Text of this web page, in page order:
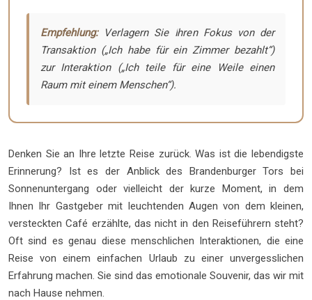
Empfehlung:Verlagern Sie Ihren Fokus von der
Transaktion („Ich habe für ein Zimmer bezahlt“)
zur Interaktion („Ich teile für eine Weile einen
Raum mit einem Menschen“).
Denken Sie an Ihre letzte Reise zurück. Was ist die lebendigste
Erinnerung? Ist es der Anblick des Brandenburger Tors bei
Sonnenuntergang oder vielleicht der kurze Moment, in dem
Ihnen Ihr Gastgeber mit leuchtenden Augen von dem kleinen,
versteckten Café erzählte, das nicht in den Reiseführern steht?
Oft sind es genau diese menschlichen Interaktionen, die eine
Reise von einem einfachen Urlaub zu einer unvergesslichen
Erfahrung machen. Sie sind das emotionale Souvenir, das wir mit
nach Hause nehmen.